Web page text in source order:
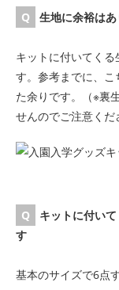
生地に余裕はあ
キットに付いてく
す。参考までに、
た余りです。（※裏
せんのでご注意くだ
キットに付い
す
基本のサイズで6点